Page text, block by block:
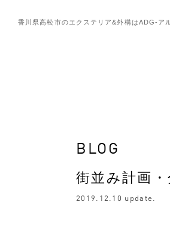
香川県高松市のエクステリア&外構はADG-ア
BLOG
街並み計画
2019.12.10 update.